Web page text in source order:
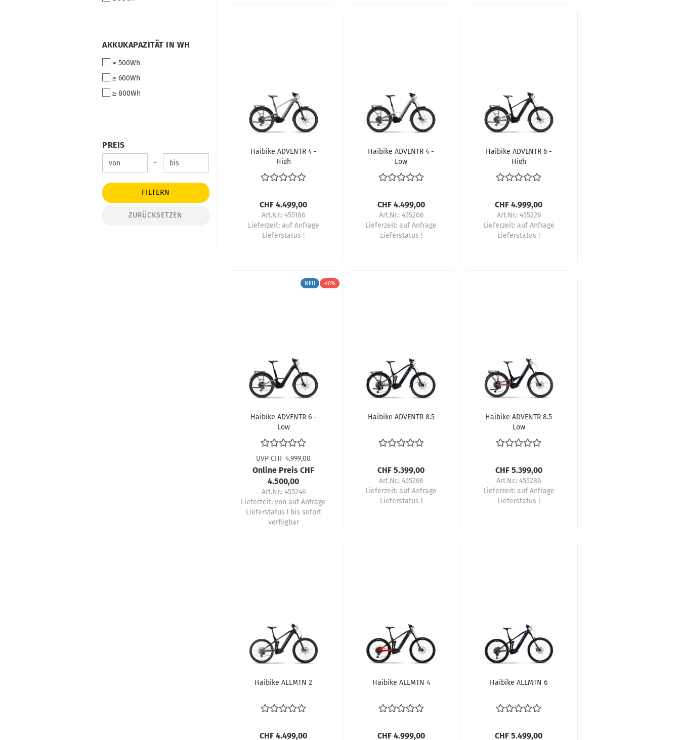
AKKUKAPAZITÄT
WH
AKKUKAPAZITÄT IN WH
≥ 500Wh
≥ 600Wh
≥ 800Wh
PREIS
Preis bis -
FILTERN
ZURÜCKSETZEN
Haibike ADVENTR 4 -
High
CHF 4.499,00
Art.Nr.: 455186
Lieferzeit: auf Anfrage
Lieferstatus !
Haibike ADVENTR 4 -
Low
CHF 4.499,00
Art.Nr.: 455206
Lieferzeit:auf Anfrage
Lieferstatus !
Haibike ADVENTR 6 -
High
CHF 4.999,00
Art.Nr.: 455226
Lieferzeit: auf Anfrage
Lieferstatus !
NEU -10%
Haibike ADVENTR 6 -
Low
UVP CHF 4.999,00
Online Preis CHF
4.500,00
Art.Nr.: 455246
Lieferzeit:von auf Anfrage
Lieferstatus ! bis sofort
verfügbar
Haibike ADVENTR 8.5
CHF 5.399,00
Art.Nr.: 455266
Lieferzeit:auf Anfrage
Lieferstatus !
Haibike ADVENTR 8.5
Low
CHF 5.399,00
Art.Nr.: 455286
Lieferzeit: auf Anfrage
Lieferstatus !
Haibike ALLMTN 2
CHF 4.499,00
Haibike ALLMTN 4
CHF 4.999,00
Haibike ALLMTN 6
CHF 5.499,00